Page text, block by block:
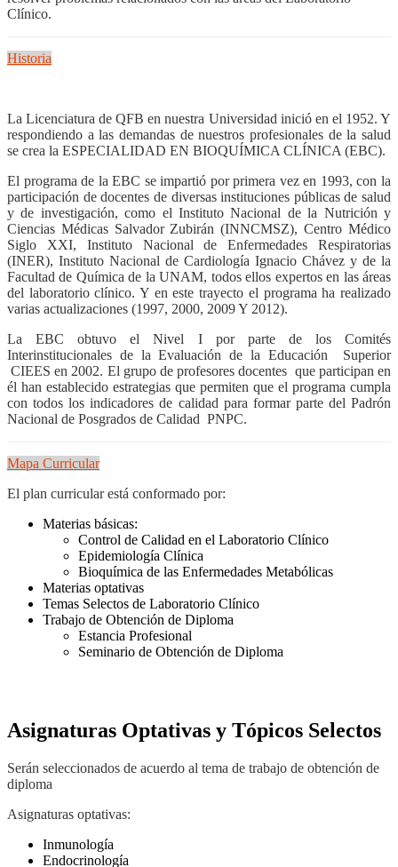
Clínico.
Historia
La Licenciatura de QFB en nuestra Universidad inició en el 1952. Y
respondiendo a las demandas de nuestros profesionales de la salud
se crea la ESPECIALIDAD EN BIOQUÍMICA CLÍNICA (EBC).
El programa de la EBC se impartió por primera vez en 1993, con la
participación de docentes de diversas instituciones públicas de salud
y de investigación, como el Instituto Nacional de la Nutrición y
Ciencias Médicas Salvador Zubirán (INNCMSZ), Centro Médico
Siglo XXI, Instituto Nacional de Enfermedades Respiratorias
(INER), Instituto Nacional de Cardiología Ignacio Chávez y de la
Facultad de Química de la UNAM, todos ellos expertos en las áreas
del laboratorio clínico. Y en este trayecto el programa ha realizado
varias actualizaciones (1997, 2000, 2009 Y 2012).
La EBC obtuvo el Nivel I por parte de los Comités
Interinstitucionales de la Evaluación de la Educación Superior
CIEES en 2002. El grupo de profesores docentes que participan en
él han establecido estrategias que permiten que el programa cumpla
con todos los indicadores de calidad para formar parte del Padrón
Nacional de Posgrados de Calidad PNPC.
Mapa Curricular
El plan curricular está conformado por:
Materias básicas:
Control de Calidad en el Laboratorio Clínico
Epidemiología Clínica
Bioquímica de las Enfermedades Metabólicas
Materias optativas
Temas Selectos de Laboratorio Clínico
Trabajo de Obtención de Diploma
Estancia Profesional
Seminario de Obtención de Diploma
Asignaturas Optativas y Tópicos Selectos
Serán seleccionados de acuerdo al tema de trabajo de obtención de
diploma
Asignaturas optativas:
Inmunología
Endocrinología